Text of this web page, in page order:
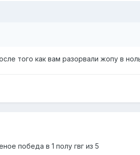
того как вам разорвали жопу в
победа в 1 полу гвг из 5